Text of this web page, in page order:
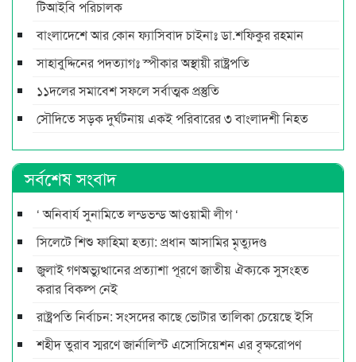
টিআইবি পরিচালক
বাংলাদেশে আর কোন ফ্যাসিবাদ চাইনাঃ ডা.শফিকুর রহমান
সাহাবুদ্দিনের পদত্যাগঃ স্পীকার অস্থায়ী রাষ্ট্রপতি
১১দলের সমাবেশ সফলে সর্বাত্মক প্রস্তুতি
সৌদিতে সড়ক দুর্ঘটনায় একই পরিবারের ৩ বাংলাদশী নিহত
সর্বশেষ সংবাদ
‘ অনিবার্য সুনামিতে লন্ডভন্ড আওয়ামী লীগ ‘
সিলেটে শিশু ফাহিমা হত্যা: প্রধান আসামির মৃত্যুদণ্ড
জুলাই গণঅভ্যুত্থানের প্রত্যাশা পূরণে জাতীয় ঐক্যকে সুসংহত
করার বিকল্প নেই
রাষ্ট্রপতি নির্বাচন: সংসদের কাছে ভোটার তালিকা চেয়েছে ইসি
শহীদ তুরাব স্মরণে জার্নালিস্ট এসোসিয়েশন এর বৃক্ষরোপণ